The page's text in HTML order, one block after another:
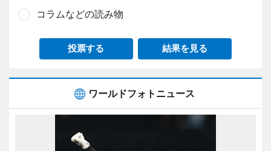
コラムなどの読み物
投票する 結果を見る
ワールドフォトニュース